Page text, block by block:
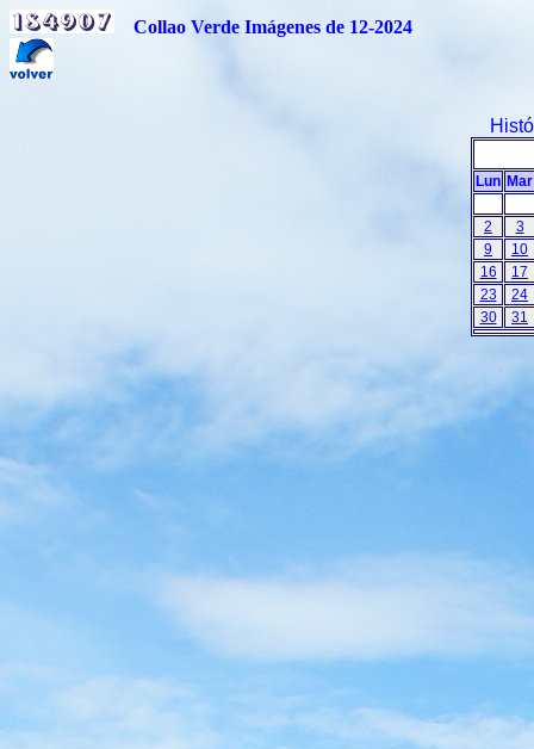
Collao Verde Imágenes de 12-2024
Lun Mar
2
3
9
10
16
17
23
24
30
31